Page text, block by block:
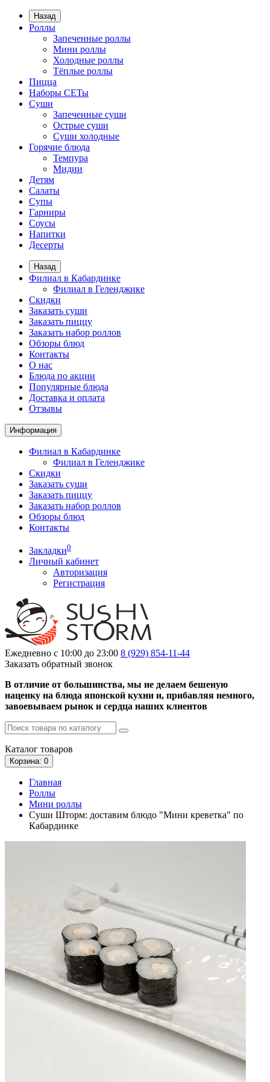
Назад
Роллы
Запеченные роллы
Мини роллы
Холодные роллы
Тёплые роллы
Пицца
Наборы СЕТы
Суши
Запеченные суши
Острые суши
Суши холодные
Горячие блюда
Темпура
Мидии
Детям
Салаты
Супы
Гарниры
Соусы
Напитки
Десерты
Назад
Филиал в Кабардинке
Филиал в Геленджике
Скидки
Заказать суши
Заказать пиццу
Заказать набор роллов
Обзоры блюд
Контакты
О нас
Блюда по акции
Популярные блюда
Доставка и оплата
Отзывы
Информация
Филиал в Кабардинке
Филиал в Геленджике
Скидки
Заказать суши
Заказать пиццу
Заказать набор роллов
Обзоры блюд
Контакты
Закладки0
Личный кабинет
Авторизация
Регистрация
Ежедневно с 10:00 до 23:00 8 (929) 854-11-44
Заказать обратный звонок
В отличие от большинства, мы не делаем бешеную
наценку на блюда японской кухни и, прибавляя немного,
завоевываем рынок и сердца наших клиентов
Каталог товаров
Корзина: 0
Главная
Роллы
Мини роллы
Суши Шторм: доставим блюдо "Мини креветка" по
Кабардинке